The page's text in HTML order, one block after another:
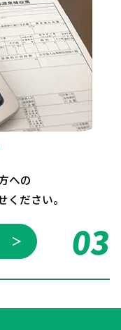
への
ださい。
＞ 03